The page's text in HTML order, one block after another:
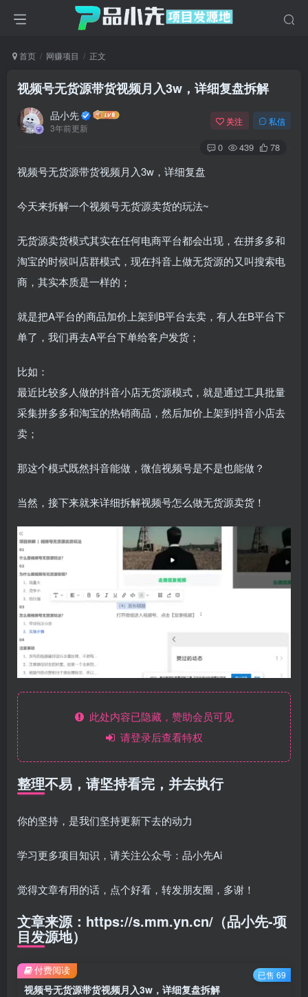
首页 网赚项目 正文
视频号无货源带货视频月入3w，详细复盘拆解
品小先
3年前更新
关注 私信
0 439 78
视频号无货源带货视频月入3w，详细复盘
今天来拆解一个视频号无货源卖货的玩法~
无货源卖货模式其实在任何电商平台都会出现，在拼多多和
淘宝的时候叫店群模式，现在抖音上做无货源的又叫搜索电
商，其实本质是一样的；
就是把A平台的商品加价上架到B平台去卖，有人在B平台下
单了，我们再去A平台下单给客户发货；
比如：
最近比较多人做的抖音小店无货源模式，就是通过工具批量
采集拼多多和淘宝的热销商品，然后加价上架到抖音小店去
卖；
那这个模式既然抖音能做，微信视频号是不是也能做？
当然，接下来就来详细拆解视频号怎么做无货源卖货！
此处内容已隐藏，赞助会员可见
请登录后查看特权
整理不易，请坚持看完，并去执行
你的坚持，是我们坚持更新下去的动力
学习更多项目知识，请关注公众号：品小先Ai
觉得文章有用的话，点个好看，转发朋友圈，多谢！
文章来源：https://s.mm.yn.cn/（品小先-项
目发源地）
视频号无货源带货视频月入3w，详细复盘拆解
付费阅读 已售 69